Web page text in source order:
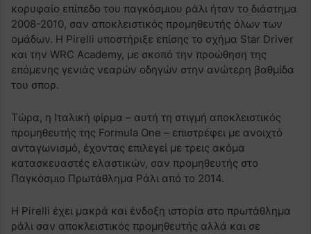
κορυφαίο επίπεδο του παγκόσμιου ράλι ήταν το διάστημα
2008-2010, σαν αποκλειστικός προμηθευτής όλων των
ομάδων. Η Pirelli υποστήριξε επίσης το σχήμα Star Driver
και την WRC Academy, με σκοπό την προώθηση της
επόμενης γενιάς νεαρών οδηγών στην ανώτερη βαθμίδα
του σπορ.
Τώρα, η Ιταλική φίρμα – αυτή τη στιγμή αποκλειστικός
προμηθευτής της Formula One – επιστρέφει με ανοιχτό
ανταγωνισμό, έχοντας επιλεγεί με τρεις ακόμα
κατασκευαστές ελαστικών, σαν προμηθευτής στο
Παγκόσμιο Πρωτάθλημα Ράλι από το 2014.
Η Pirelli έχει μακρά και ένδοξη ιστορία στο πρωτάθλημα
ράλι σαν αποκλειστικός προμηθευτής αλλά και σε